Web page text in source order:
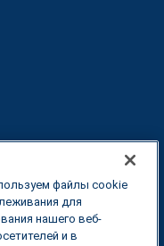
файлы cookie
для
нашего веб-
и в